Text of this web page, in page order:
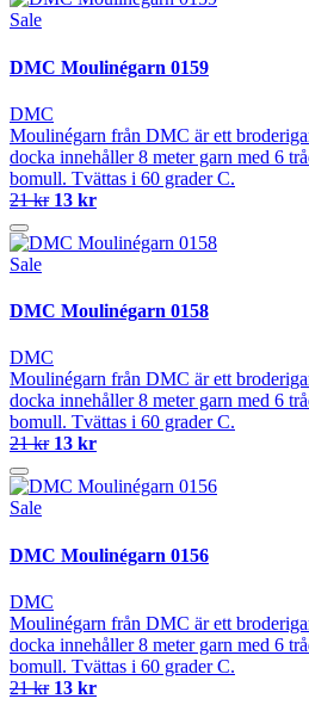
Sale
DMC Moulinégarn 0159
DMC
Moulinégarn från DMC är ett
docka innehåller 8 meter garn med 6
bomull. Tvättas i 60 grader C.
21 kr 13 kr
Sale
DMC Moulinégarn 0158
DMC
Moulinégarn från DMC är ett
docka innehåller 8 meter garn med 6
bomull. Tvättas i 60 grader C.
21 kr 13 kr
Sale
DMC Moulinégarn 0156
DMC
Moulinégarn från DMC är ett
docka innehåller 8 meter garn med 6
bomull. Tvättas i 60 grader C.
21 kr 13 kr